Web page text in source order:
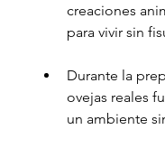
creaciones
para vivir sin
Durante la
ovejas reales
un ambiente